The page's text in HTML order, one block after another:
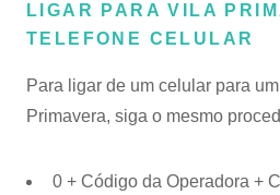
LIGAR PARA VILA
TELEFONE CELULAR
Para ligar de um celular para
Primavera, siga o mesmo
0 + Código da Operadora +